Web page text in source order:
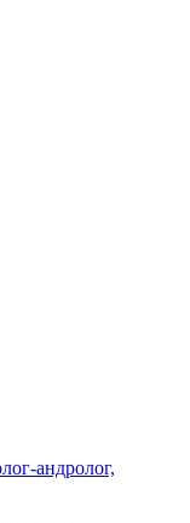
андролог,